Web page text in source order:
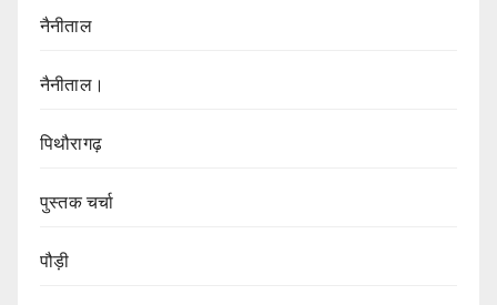
नैनीताल
नैनीताल।
पिथौरागढ़
पुस्तक चर्चा
पौड़ी